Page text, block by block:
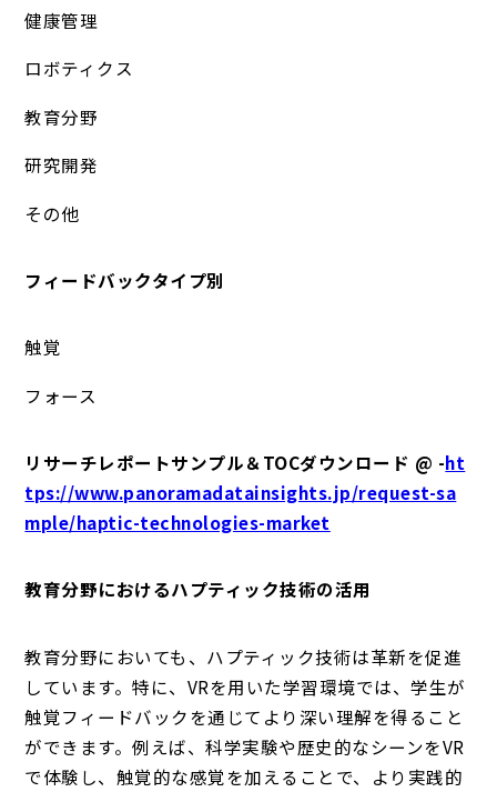
健康管理
ロボティクス
教育分野
研究開発
その他
フィードバックタイプ別
触覚
フォース
リサーチレポートサンプル＆TOCダウンロード @ -ht
tps://www.panoramadatainsights.jp/request-sa
mple/haptic-technologies-market
教育分野におけるハプティック技術の活用
教育分野においても、ハプティック技術は革新を促進
しています。特に、VRを用いた学習環境では、学生が
触覚フィードバックを通じてより深い理解を得ること
ができます。例えば、科学実験や歴史的なシーンをVR
で体験し、触覚的な感覚を加えることで、より実践的